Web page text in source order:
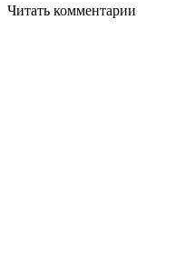
Читать комментарии